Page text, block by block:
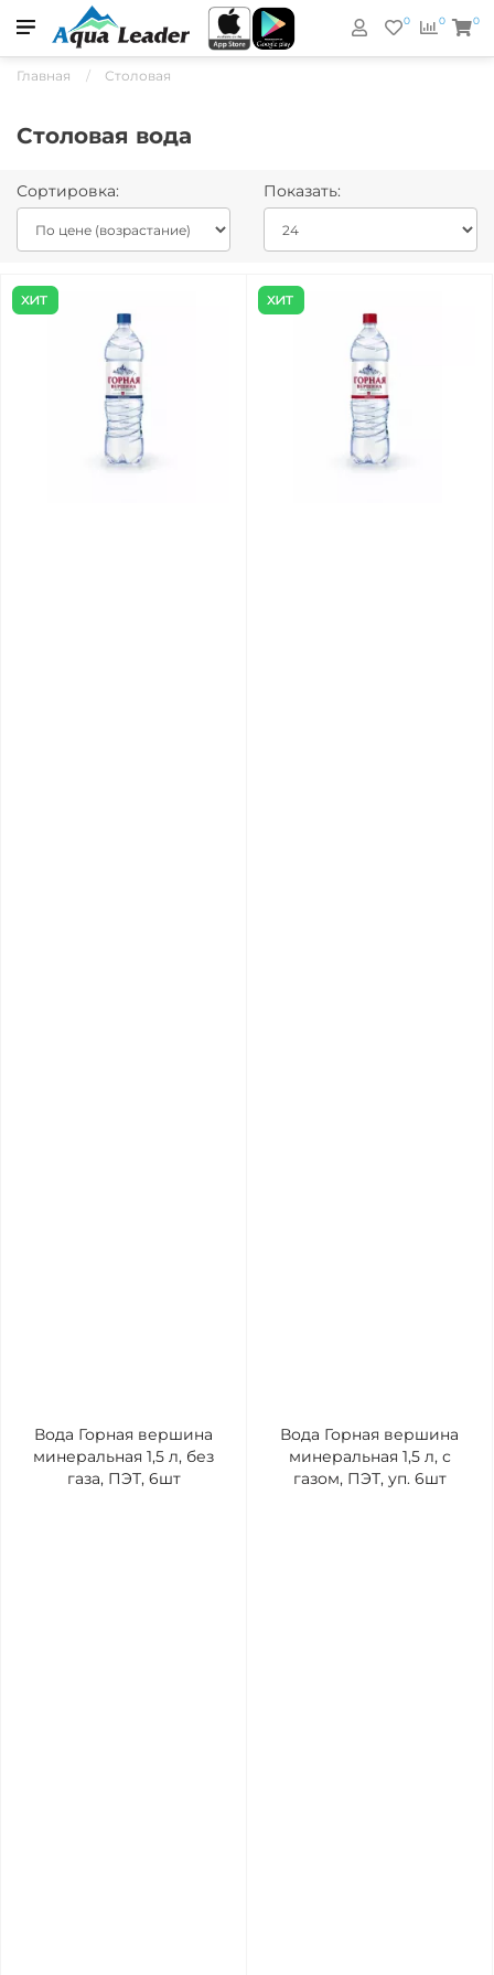
0
0 0
Главная Столовая
Столовая вода
Сортировка: Показать:
Вода Горная вершина
минеральная 1,5 л, без
газа, ПЭТ, 6шт
Вода Горная вершина
минеральная 1,5 л, с
газом, ПЭТ, уп. 6шт